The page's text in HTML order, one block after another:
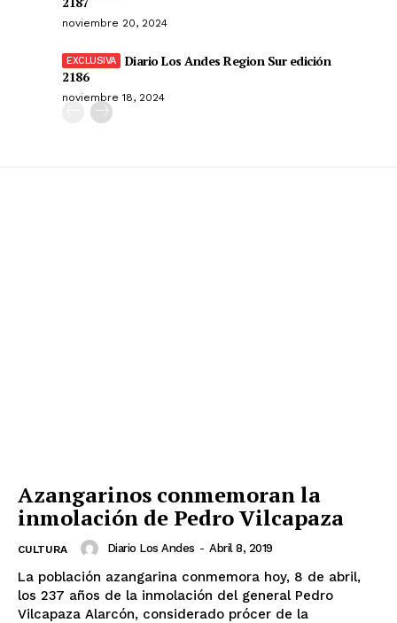
noviembre 20, 2024
Diario Los Andes Region Sur edición
2186
noviembre 18, 2024
Azangarinos conmemoran la
inmolación de Pedro Vilcapaza
CULTURA Diario Los Andes - Abril 8, 2019
La población azangarina conmemora hoy, 8 de abril,
los 237 años de la inmolación del general Pedro
Vilcapaza Alarcón, considerado prócer de la